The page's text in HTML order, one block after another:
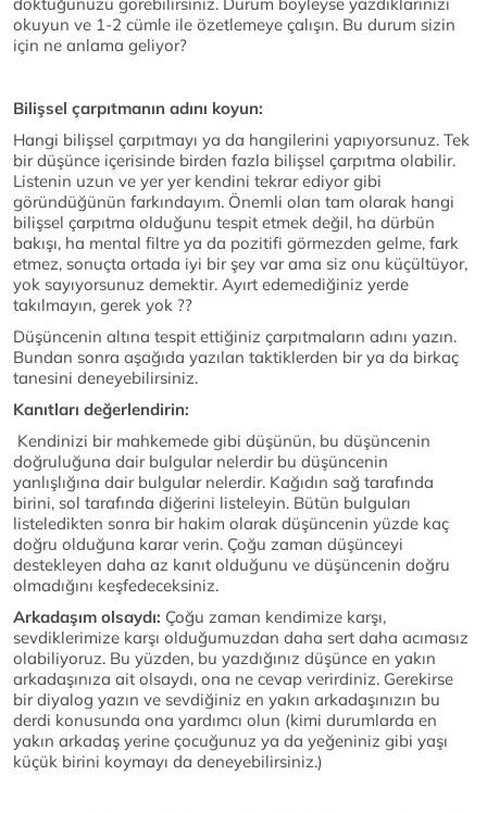
okuyun ve 1-2 cümle ile özetlemeye çalışın. Bu durum sizin
için ne anlama geliyor?
Bilişsel çarpıtmanın adını koyun:
Hangi bilişsel çarpıtmayı ya da hangilerini yapıyorsunuz. Tek
bir düşünce içerisinde birden fazla bilişsel çarpıtma olabilir.
Listenin uzun ve yer yer kendini tekrar ediyor gibi
göründüğünün farkındayım. Önemli olan tam olarak hangi
bilişsel çarpıtma olduğunu tespit etmek değil, ha dürbün
bakışı, ha mental filtre ya da pozitifi görmezden gelme, fark
etmez, sonuçta ortada iyi bir şey var ama siz onu küçültüyor,
yok sayıyorsunuz demektir. Ayırt edemediğiniz yerde
takılmayın, gerek yok ??
Düşüncenin altına tespit ettiğiniz çarpıtmaların adını yazın.
Bundan sonra aşağıda yazılan taktiklerden bir ya da birkaç
tanesini deneyebilirsiniz.
Kanıtları değerlendirin:
Kendinizi bir mahkemede gibi düşünün, bu düşüncenin
doğruluğuna dair bulgular nelerdir bu düşüncenin
yanlışlığına dair bulgular nelerdir. Kağıdın sağ tarafında
birini, sol tarafında diğerini listeleyin. Bütün bulguları
listeledikten sonra bir hakim olarak düşüncenin yüzde kaç
doğru olduğuna karar verin. Çoğu zaman düşünceyi
destekleyen daha az kanıt olduğunu ve düşüncenin doğru
olmadığını keşfedeceksiniz.
Arkadaşım olsaydı: Çoğu zaman kendimize karşı,
sevdiklerimize karşı olduğumuzdan daha sert daha acımasız
olabiliyoruz. Bu yüzden, bu yazdığınız düşünce en yakın
arkadaşınıza ait olsaydı, ona ne cevap verirdiniz. Gerekirse
bir diyalog yazın ve sevdiğiniz en yakın arkadaşınızın bu
derdi konusunda ona yardımcı olun (kimi durumlarda en
yakın arkadaş yerine çocuğunuz ya da yeğeniniz gibi yaşı
küçük birini koymayı da deneyebilirsiniz.)